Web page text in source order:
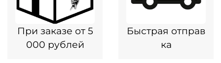
При заказе от 5
000 рублей
Быстрая отправ
ка